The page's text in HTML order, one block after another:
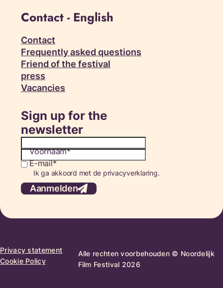
Contact - English
Contact
Frequently asked questions
Friend of the festival
press
Vacancies
Sign up for the
newsletter
Voornaam
E-mail
Consent
Ik ga akkoord met de privacyverklaring.
Aanmelden
Privacy statement
Cookie Policy
Alle rechten voorbehouden © Noordelijk
Film Festival 2026